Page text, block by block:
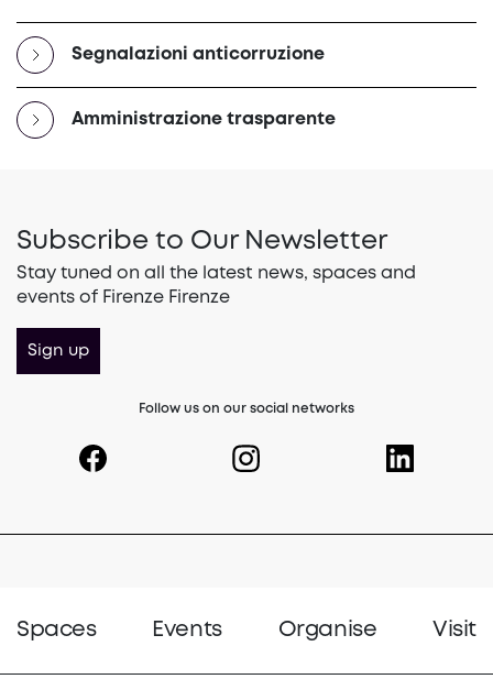
Segnalazioni anticorruzione
Amministrazione trasparente
Subscribe to Our Newsletter
Stay tuned on all the latest news, spaces and
events of Firenze Firenze
Sign up
Follow us on our social networks
(opens in a new tab)(opens in a new tab)(opens in a
Spaces Events Organise Visit